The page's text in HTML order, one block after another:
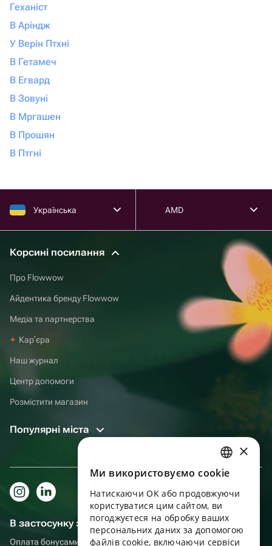
Геханіст
В Аріндж
У Верін Птхні
В Гетамеч
В Егвард
В Зовуні
В Мргашен
В Прошян
В Птгні
Українська AMD
Корсині посилання
Про Flowwow
Айдентика бренду Flowwow
Медіа та партнерства
Карʼєра
Наш журнал
Центр допомоги
Розмістити магазин
Популярні міста
В застосунку зручніше!
Оплата бонусами, самовивіз, зручний чат підтримки
RUSSIAN
ENGLISH
UKRAINIAN
PORTUGUESE
×
Ми використовуємо cookie
Натискаючи OK або продовжуючи
користуватися цим сайтом, ви
погоджуєтеся на обробку ваших
персональних даних за допомогою
файлів cookie, включаючи сервіси